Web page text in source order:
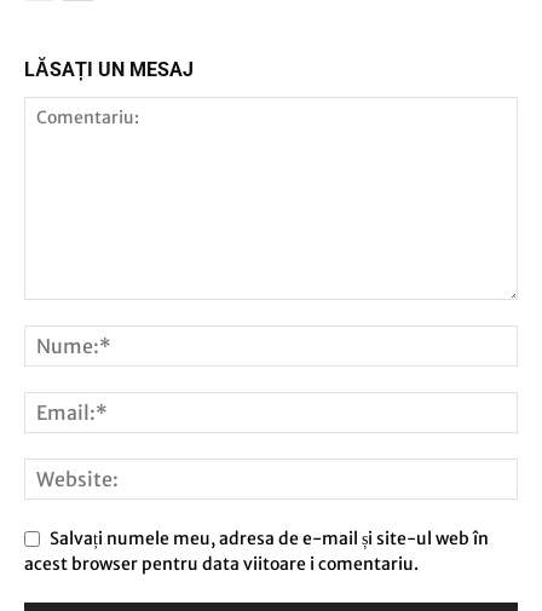
LĂSAȚI UN MESAJ
Salvați numele meu, adresa de e-mail și site-ul web în
acest browser pentru data viitoare i comentariu.